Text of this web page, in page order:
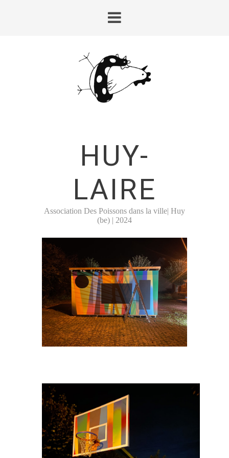
HUY-
LAIRE
Association Des Poissons dans la ville| Huy
(be) | 2024